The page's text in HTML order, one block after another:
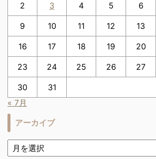
2 3 4 5 6
9 10 11 12 13
16 17 18 19 20
23 24 25 26 27
30
31
« 7月
アーカイブ